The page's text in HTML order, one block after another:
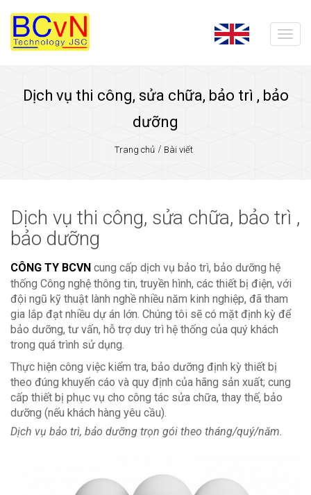
Dịch vụ thi công, sửa chữa, bảo trì , bảo
dưỡng
Trang chủ Bài viết
Dịch vụ thi công, sửa chữa, bảo trì ,
bảo dưỡng
CÔNG TY BCVN cung cấp dịch vụ bảo trì, bảo dưỡng hệ
thống Công nghệ thông tin, truyền hình, các thiết bị điện, với
đội ngũ kỹ thuật lành nghề nhiều năm kinh nghiệp, đã tham
gia lắp đạt nhiều dự án lớn. Chúng tôi sẽ có mặt định kỳ để
bảo dưỡng, tư vấn, hỗ trợ duy trì hệ thống của quý khách
trong quá trình sử dụng.
Thực hiện công việc kiểm tra, bảo dưỡng định kỳ thiết bị
theo đúng khuyến cáo và quy định của hãng sản xuất; cung
cấp thiết bị phục vụ cho công tác sửa chữa, thay thế, bảo
dưỡng (nếu khách hàng yêu cầu).
Dịch vụ bảo trì, bảo dưỡng trọn gói theo tháng/quý/năm.